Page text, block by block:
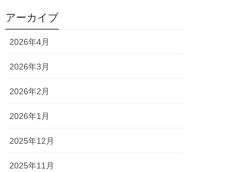
アーカイブ
2026年4月
2026年3月
2026年2月
2026年1月
2025年12月
2025年11月